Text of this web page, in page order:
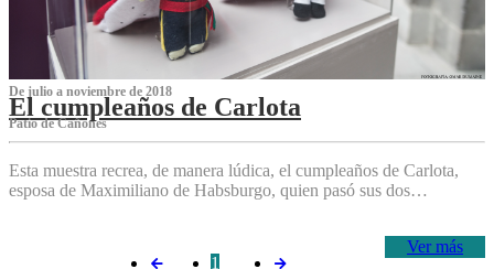
De julio a noviembre de 2018
El cumpleaños de Carlota
Patio de Cañones
Esta muestra recrea, de manera lúdica, el cumpleaños de Carlota,
esposa de Maximiliano de Habsburgo, quien pasó sus dos…
Ver más
1